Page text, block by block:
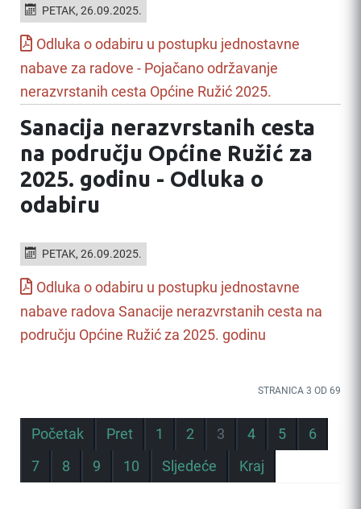
PETAK, 26.09.2025.
Odluka o odabiru u postupku jednostavne
nabave za radove - Pojačano održavanje
nerazvrstanih cesta Općine Ružić 2025.
Sanacija nerazvrstanih cesta
na području Općine Ružić za
2025. godinu - Odluka o
odabiru
PETAK, 26.09.2025.
Odluka o odabiru u postupku jednostavne
nabave radova Sanacije nerazvrstanih cesta na
području Općine Ružić za 2025. godinu
STRANICA 3 OD 69
Početak Pret 1 2 3 4 5
6
7
8 9 10 Sljedeće Kraj